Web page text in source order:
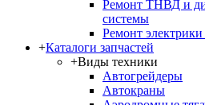
Ремонт ТНВД и
системы
Ремонт
+Каталоги запчастей
+Виды техники
Автогрейдеры
Автокраны